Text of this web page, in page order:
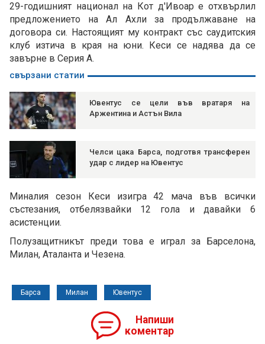
29-годишният национал на Кот д'Ивоар е отхвърлил
предложението на Ал Ахли за продължаване на
договора си. Настоящият му контракт със саудитския
клуб изтича в края на юни. Кеси се надява да се
завърне в Серия А.
свързани статии
Ювентус се цели във вратаря на
Аржентина и Астън Вила
Челси цака Барса, подготвя трансферен
удар с лидер на Ювентус
Миналия сезон Кеси изигра 42 мача във всички
състезания, отбелязвайки 12 гола и давайки 6
асистенции.
Полузащитникът преди това е играл за Барселона,
Милан, Аталанта и Чезена.
Барса Милан Ювентус
Напиши
коментар